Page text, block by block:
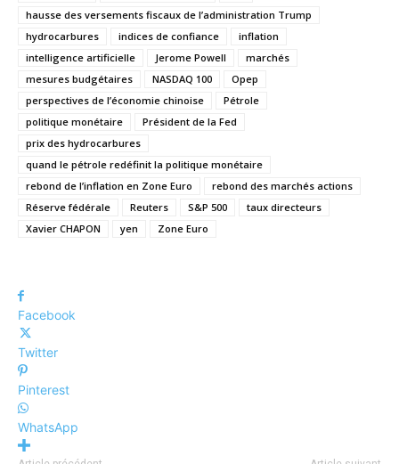
hausse des versements fiscaux de l’administration Trump
hydrocarbures
indices de confiance
inflation
intelligence artificielle
Jerome Powell
marchés
mesures budgétaires
NASDAQ 100
Opep
perspectives de l’économie chinoise
Pétrole
politique monétaire
Président de la Fed
prix des hydrocarbures
quand le pétrole redéfinit la politique monétaire
rebond de l’inflation en Zone Euro
rebond des marchés actions
Réserve fédérale
Reuters S&P 500
taux directeurs
Xavier CHAPON
yen Zone Euro
Facebook
Twitter
Pinterest
WhatsApp